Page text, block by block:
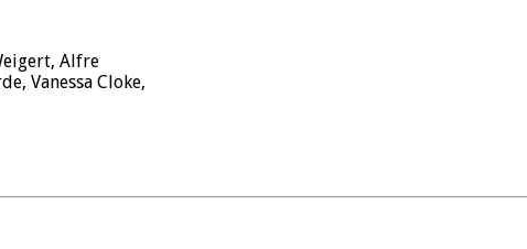
Alfre
Vanessa Cloke,